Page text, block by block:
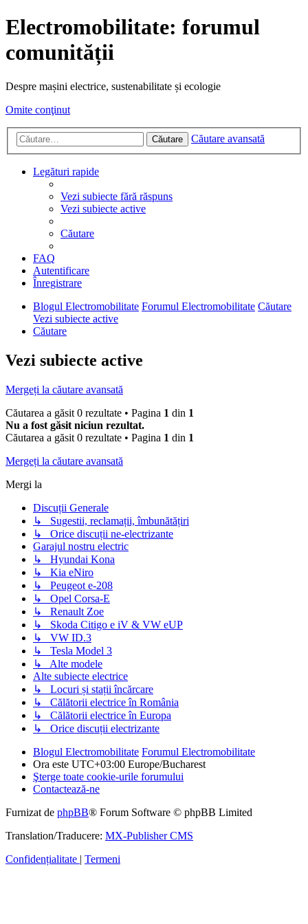
Electromobilitate: forumul
comunității
Despre mașini electrice, sustenabilitate și ecologie
Omite conţinut
Căutare Căutare avansată
Legături rapide
Vezi subiecte fără răspuns
Vezi subiecte active
Căutare
FAQ
Autentificare
Înregistrare
Blogul Electromobilitate Forumul Electromobilitate Căutare
Vezi subiecte active
Căutare
Vezi subiecte active
Mergeți la căutare avansată
Căutarea a găsit 0 rezultate • Pagina 1 din 1
Nu a fost găsit niciun rezultat.
Căutarea a găsit 0 rezultate • Pagina 1 din 1
Mergeți la căutare avansată
Mergi la
Discuții Generale
↳ Sugestii, reclamații, îmbunătățiri
↳ Orice discuții ne-electrizante
Garajul nostru electric
↳ Hyundai Kona
↳ Kia eNiro
↳ Peugeot e-208
↳ Opel Corsa-E
↳ Renault Zoe
↳ Skoda Citigo e iV & VW eUP
↳ VW ID.3
↳ Tesla Model 3
↳ Alte modele
Alte subiecte electrice
↳ Locuri și stații încărcare
↳ Călătorii electrice în România
↳ Călătorii electrice în Europa
↳ Orice discuții electrizante
Blogul Electromobilitate Forumul Electromobilitate
Ora este UTC+03:00 Europe/Bucharest
Şterge toate cookie-urile forumului
Contactează-ne
Furnizat de phpBB® Forum Software © phpBB Limited
Translation/Traducere: MX-Publisher CMS
Confidențialitate | Termeni